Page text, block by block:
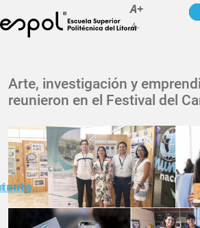
Pasar al
A+
A-
La ESPOL
Educación
Vida politécnica
Investigación
Nuestra Huella
Transparencia
Arte, investigación y
reunieron en el Festival del